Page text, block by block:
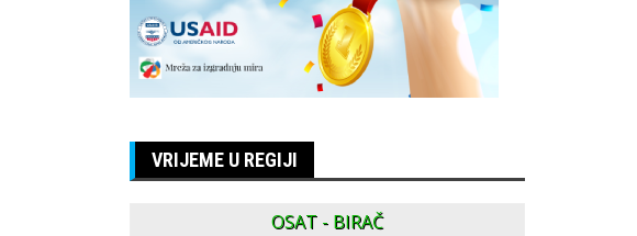
VRIJEME U REGIJI
OSAT - BIRAČ